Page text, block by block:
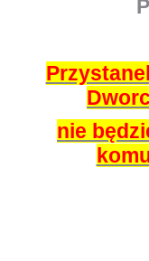
nie